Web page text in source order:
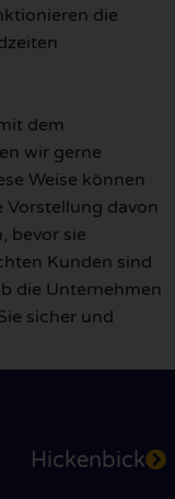
die
dem
wir gerne
Weise können
Vorstellung davon
bevor sie
Kunden sind
die Unternehmen
sicher und
Hickenbick